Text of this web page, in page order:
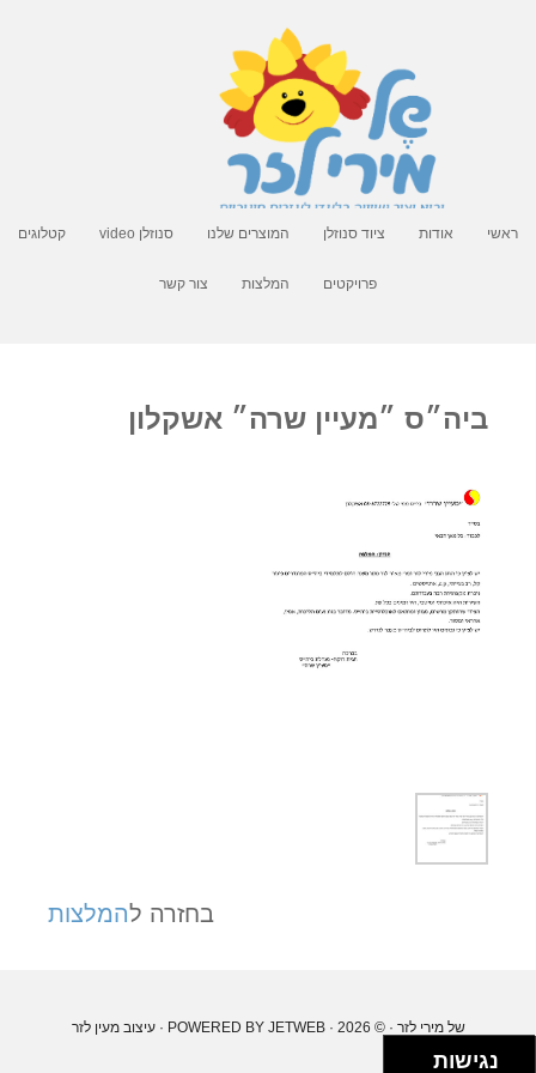
ראשי אודות ציוד סנוזלן המוצרים שלנו סנוזלן video קטלוגים
פרויקטים המלצות צור קשר
ביה״ס ״מעיין שרה״ אשקלון
בחזרה להמלצות
של מירי לזר · © 2026 · POWERED BY
JETWEB · עיצובמעין לזר
נגישות